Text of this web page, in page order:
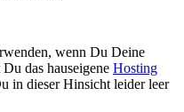
wenn Du Deine
das hauseigene Hosting
in dieser Hinsicht leider leer